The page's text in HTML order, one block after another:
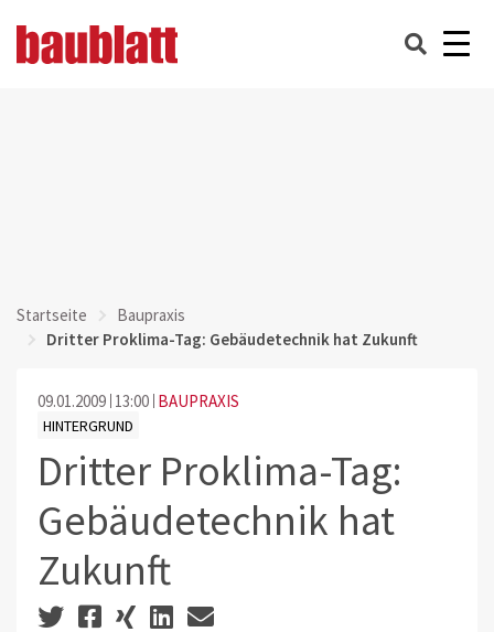
Startseite
Baupraxis
Dritter Proklima-Tag: Gebäudetechnik hat Zukunft
09.01.2009 13:00 BAUPRAXIS
HINTERGRUND
Dritter Proklima-Tag:
Gebäudetechnik hat
Zukunft